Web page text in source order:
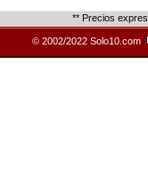
** Precios
© 2002/2022 Solo10.com